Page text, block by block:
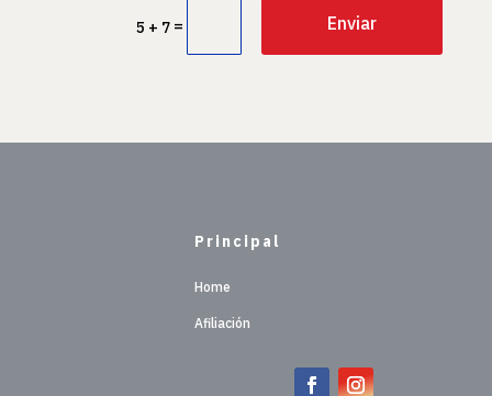
5 + 7 = Enviar
Principal
Home
Afiliación